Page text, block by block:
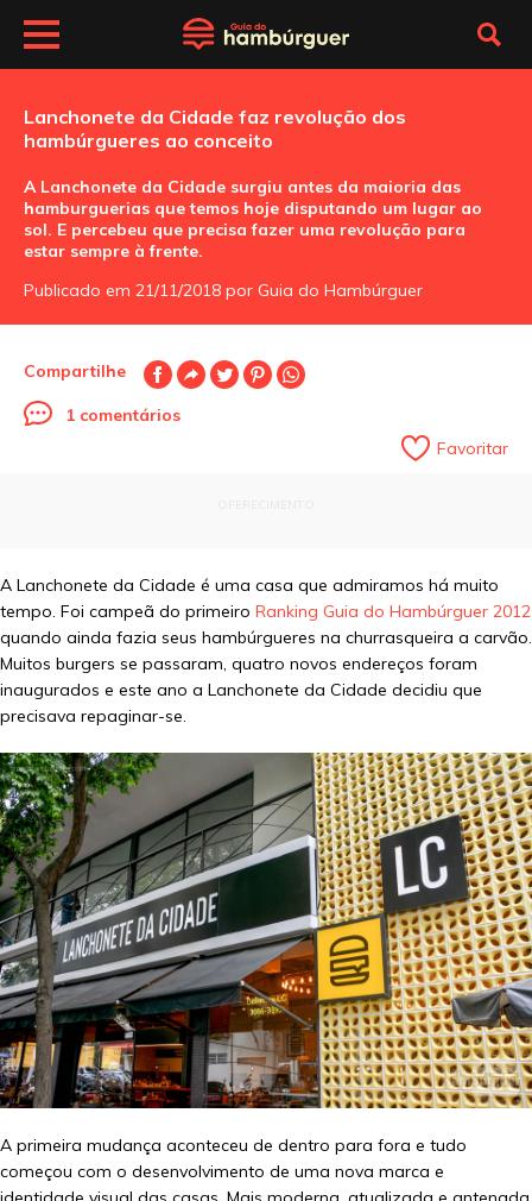
Lanchonete da Cidade faz revolução dos
hambúrgueres ao conceito
A Lanchonete da Cidade surgiu antes da maioria das
hamburguerias que temos hoje disputando um lugar ao
sol. E percebeu que precisa fazer uma revolução para
estar sempre à frente.
Publicado em 21/11/2018 por Guia do Hambúrguer
Compartilhe
1 comentários
Favoritar
A Lanchonete da Cidade é uma casa que admiramos há muito
tempo. Foi campeã do primeiro Ranking Guia do Hambúrguer 2012
quando ainda fazia seus hambúrgueres na churrasqueira a carvão.
Muitos burgers se passaram, quatro novos endereços foram
inaugurados e este ano a Lanchonete da Cidade decidiu que
precisava repaginar-se.
A primeira mudança aconteceu de dentro para fora e tudo
começou com o desenvolvimento de uma nova marca e